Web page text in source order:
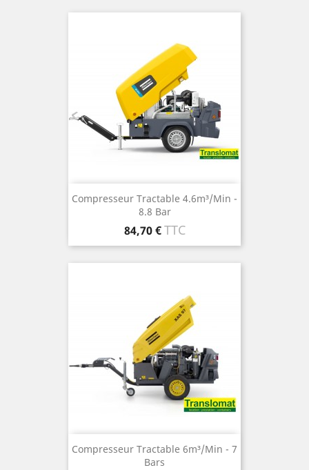
Compresseur Tractable 4.6m³/min -
8.8 Bar
Prix
84,70 € TTC
Compresseur Tractable 6m³/min - 7
Bars